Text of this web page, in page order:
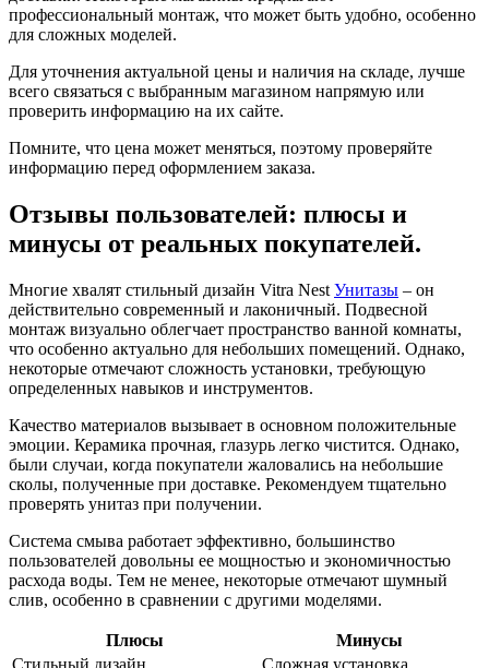
профессиональный монтаж, что может быть удобно, особенно
для сложных моделей.
Для уточнения актуальной цены и наличия на складе, лучше
всего связаться с выбранным магазином напрямую или
проверить информацию на их сайте.
Помните, что цена может меняться, поэтому проверяйте
информацию перед оформлением заказа.
Отзывы пользователей: плюсы и
минусы от реальных покупателей.
Многие хвалят стильный дизайн Vitra Nest Унитазы – он
действительно современный и лаконичный. Подвесной
монтаж визуально облегчает пространство ванной комнаты,
что особенно актуально для небольших помещений. Однако,
некоторые отмечают сложность установки, требующую
определенных навыков и инструментов.
Качество материалов вызывает в основном положительные
эмоции. Керамика прочная, глазурь легко чистится. Однако,
были случаи, когда покупатели жаловались на небольшие
сколы, полученные при доставке. Рекомендуем тщательно
проверять унитаз при получении.
Система смыва работает эффективно, большинство
пользователей довольны ее мощностью и экономичностью
расхода воды. Тем не менее, некоторые отмечают шумный
слив, особенно в сравнении с другими моделями.
Плюсы
Минусы
Стильный дизайн
Сложная установка